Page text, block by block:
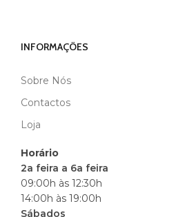
MARCA
INFORMAÇÕES
Sobre Nós
Contactos
Loja
Horário
2a feira a 6a feira
09:00h às 12:30h
14:00h às 19:00h
Sábados